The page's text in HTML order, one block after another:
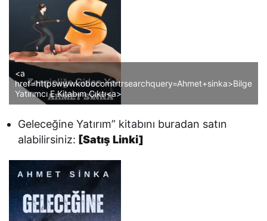
<a
href=httpswwwkobocomtrtrsearchquery=Ahmet+sinka>Bilge
Yatırımcı E Kitabım Çıktı<a>
Geleceğine Yatırım” kitabını buradan satın
alabilirsiniz: [Satış Linki]